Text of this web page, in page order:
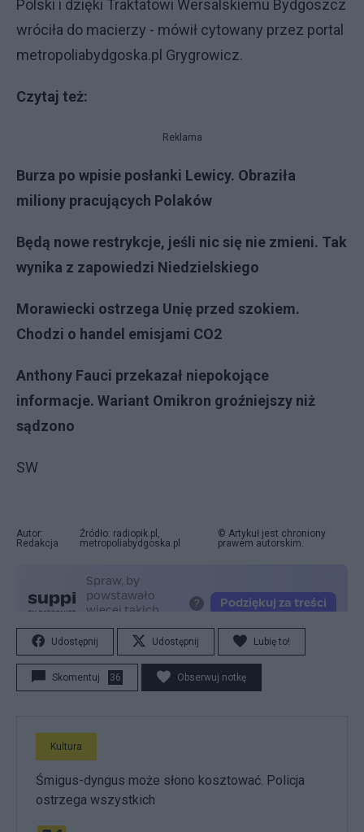
Polski i dzięki Traktatowi Wersalskiemu Bydgoszcz
wróciła do macierzy - mówił cytowany przez portal
metropoliabydgoska.pl Grygrowicz.
Czytaj też:
Reklama
Burza po wpisie posłanki Lewicy. Obraziła
miliony pracujących Polaków
Będą nowe restrykcje, jeśli nic się nie zmieni. Tak
wynika z zapowiedzi Niedzielskiego
Morawiecki ostrzega Unię przed szokiem.
Chodzi o handel emisjami CO2
Anthony Fauci przekazał niepokojące
informacje. Wariant Omikron groźniejszy niż
sądzono
SW
Autor:
Redakcja
Źródło: radiopik.pl,
metropoliabydgoska.pl
© Artykuł jest chroniony
prawem autorskim.
Udostępnij Udostępnij Lubię to!
Skomentuj 36 Obserwuj notkę
Kultura
Śmigus-dyngus może słono kosztować. Policja
ostrzega wszystkich